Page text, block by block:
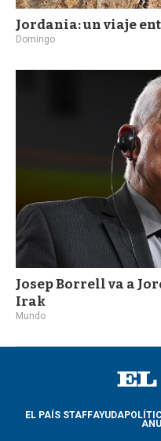
Jordania: un viaje
Domingo
Josep Borrell va a
Irak
Mundo
EL PAÍS STAFFAYUDA